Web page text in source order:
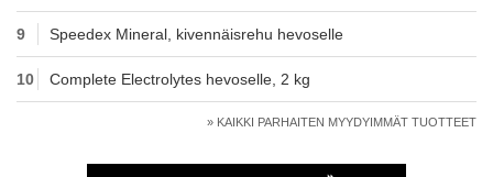
9 Speedex Mineral, kivennäisrehu hevoselle
10 Complete Electrolytes hevoselle, 2 kg
» KAIKKI PARHAITEN MYYDYIMMÄT TUOTTEET